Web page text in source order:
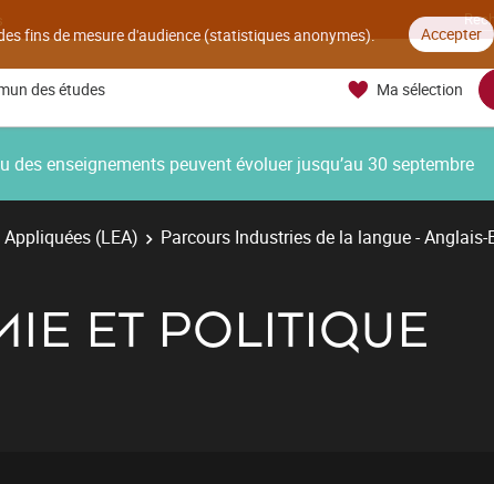
fins de mesure d'audience (statistiques anonymes). Accepter
des études Ma sélection
enseignements peuvent évoluer jusqu’au 30 septembre
(LEA)
Parcours Industries de la langue - Anglais-
ET POLITIQUE